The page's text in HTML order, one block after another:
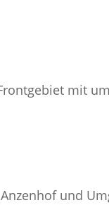
mit
und